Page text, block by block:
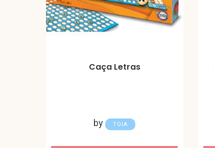
Caça Letras
by TOIA